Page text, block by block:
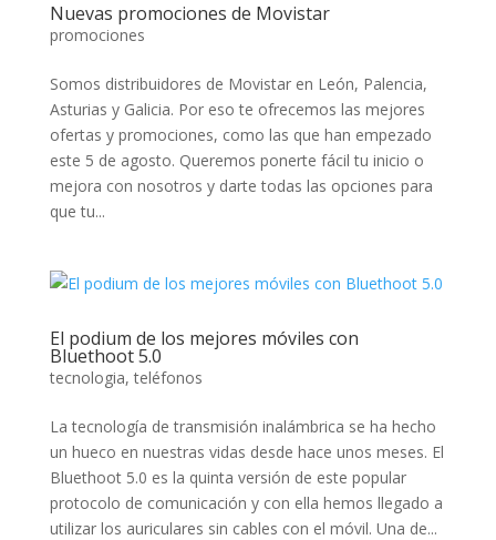
Nuevas promociones de Movistar
promociones
Somos distribuidores de Movistar en León, Palencia,
Asturias y Galicia. Por eso te ofrecemos las mejores
ofertas y promociones, como las que han empezado
este 5 de agosto. Queremos ponerte fácil tu inicio o
mejora con nosotros y darte todas las opciones para
que tu...
El podium de los mejores móviles con
Bluethoot 5.0
tecnologia,teléfonos
La tecnología de transmisión inalámbrica se ha hecho
un hueco en nuestras vidas desde hace unos meses. El
Bluethoot 5.0 es la quinta versión de este popular
protocolo de comunicación y con ella hemos llegado a
utilizar los auriculares sin cables con el móvil. Una de...